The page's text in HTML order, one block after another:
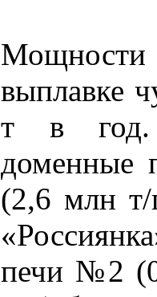
выплавке
т в год.
(2,6 млн
печи №2